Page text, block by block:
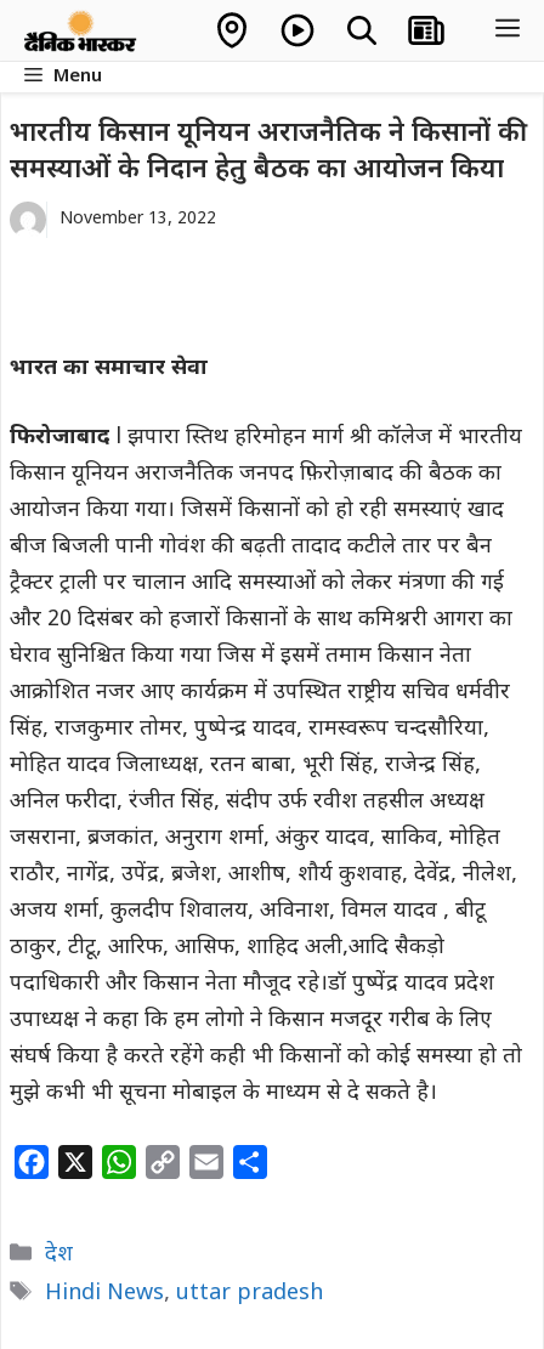
contentMenu
भारतीय किसान यूनियन अराजनैतिक ने किसानों की
समस्याओं के निदान हेतु बैठक का आयोजन किया
November 13, 2022
भारत का समाचार सेवा
फिरोजाबाद l झपारा स्तिथ हरिमोहन मार्ग श्री कॉलेज में भारतीय
किसान यूनियन अराजनैतिक जनपद फ़िरोज़ाबाद की बैठक का
आयोजन किया गया। जिसमें किसानों को हो रही समस्याएं खाद
बीज बिजली पानी गोवंश की बढ़ती तादाद कटीले तार पर बैन
ट्रैक्टर ट्राली पर चालान आदि समस्याओं को लेकर मंत्रणा की गई
और 20 दिसंबर को हजारों किसानों के साथ कमिश्नरी आगरा का
घेराव सुनिश्चित किया गया जिस में इसमें तमाम किसान नेता
आक्रोशित नजर आए कार्यक्रम में उपस्थित राष्ट्रीय सचिव धर्मवीर
सिंह, राजकुमार तोमर, पुष्पेन्द्र यादव, रामस्वरूप चन्दसौरिया,
मोहित यादव जिलाध्यक्ष, रतन बाबा, भूरी सिंह, राजेन्द्र सिंह,
अनिल फरीदा, रंजीत सिंह, संदीप उर्फ रवीश तहसील अध्यक्ष
जसराना, ब्रजकांत, अनुराग शर्मा, अंकुर यादव, साकिव, मोहित
राठौर, नागेंद्र, उपेंद्र, ब्रजेश, आशीष, शौर्य कुशवाह, देवेंद्र, नीलेश,
अजय शर्मा, कुलदीप शिवालय, अविनाश, विमल यादव , बीटू
ठाकुर, टीटू, आरिफ, आसिफ, शाहिद अली,आदि सैकड़ो
पदाधिकारी और किसान नेता मौजूद रहे।डॉ पुष्पेंद्र यादव प्रदेश
उपाध्यक्ष ने कहा कि हम लोगो ने किसान मजदूर गरीब के लिए
संघर्ष किया है करते रहेंगे कही भी किसानों को कोई समस्या हो तो
मुझे कभी भी सूचना मोबाइल के माध्यम से दे सकते है।
e
b
W
s
L
l
e
Categories
देश
Tags
Hindi News, uttar pradesh